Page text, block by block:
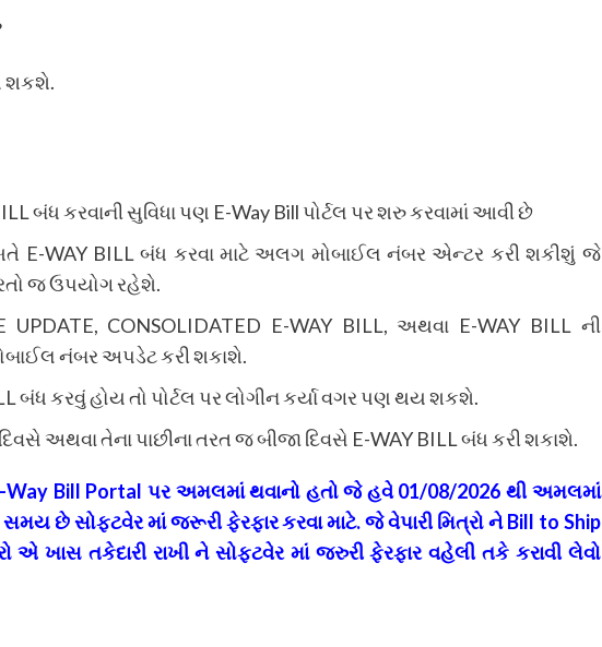
શકશે.
બંધ કરવાની સુવિધા પણ E-Way Bill પોર્ટલ પર શરુ કરવામાં આવી છે
E-WAY BILL બંધ કરવા માટે અલગ મોબાઈલ નંબર એન્ટર કરી શકીશું જે
જ ઉપયોગ રહેશે.
CONSOLIDATED E-WAY BILL, અથવા E-WAY BILL ની
નંબર અપડેટ કરી શકાશે.
બંધ કરવું હોય તો પોર્ટલ પર લોગીન કર્યા વગર પણ થય શકશે.
અથવા તેના પાછીના તરત જ બીજા દિવસે E-WAY BILL બંધ કરી શકાશે.
Way Bill Portal પર અમલમાં થવાનો હતો જે હવે01/08/2026 થી અમલમાં
સમય છે સોફ્ટવેર માં જરૂરી ફેરફાર કરવા માટે.જે વેપારી મિત્રો નેBill to Ship
એ ખાસ તકેદારી રાખી ને સોફ્ટવેર માં જરુરી ફેરફાર વહેલી તકે કરાવી લેવો